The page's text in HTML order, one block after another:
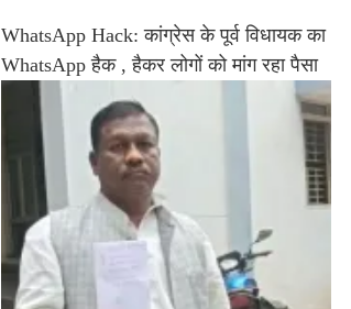
WhatsApp Hack: कांग्रेस के पूर्व विधायक का
WhatsApp हैक , हैकर लोगों को मांग रहा पैसा